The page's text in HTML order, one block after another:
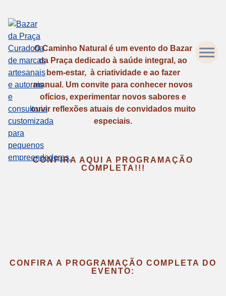
O Caminho Natural é um evento do Bazar
da Praça dedicado à saúde integral, ao
bem-estar, à criatividade e ao fazer
manual. Um convite para conhecer novos
ofícios, experimentar novos sabores e
ouvir reflexões atuais de convidados muito
especiais.
CONFIRA AQUI A PROGRAMAÇÃO
COMPLETA!!!
CONFIRA A PROGRAMAÇÃO COMPLETA DO
EVENTO: